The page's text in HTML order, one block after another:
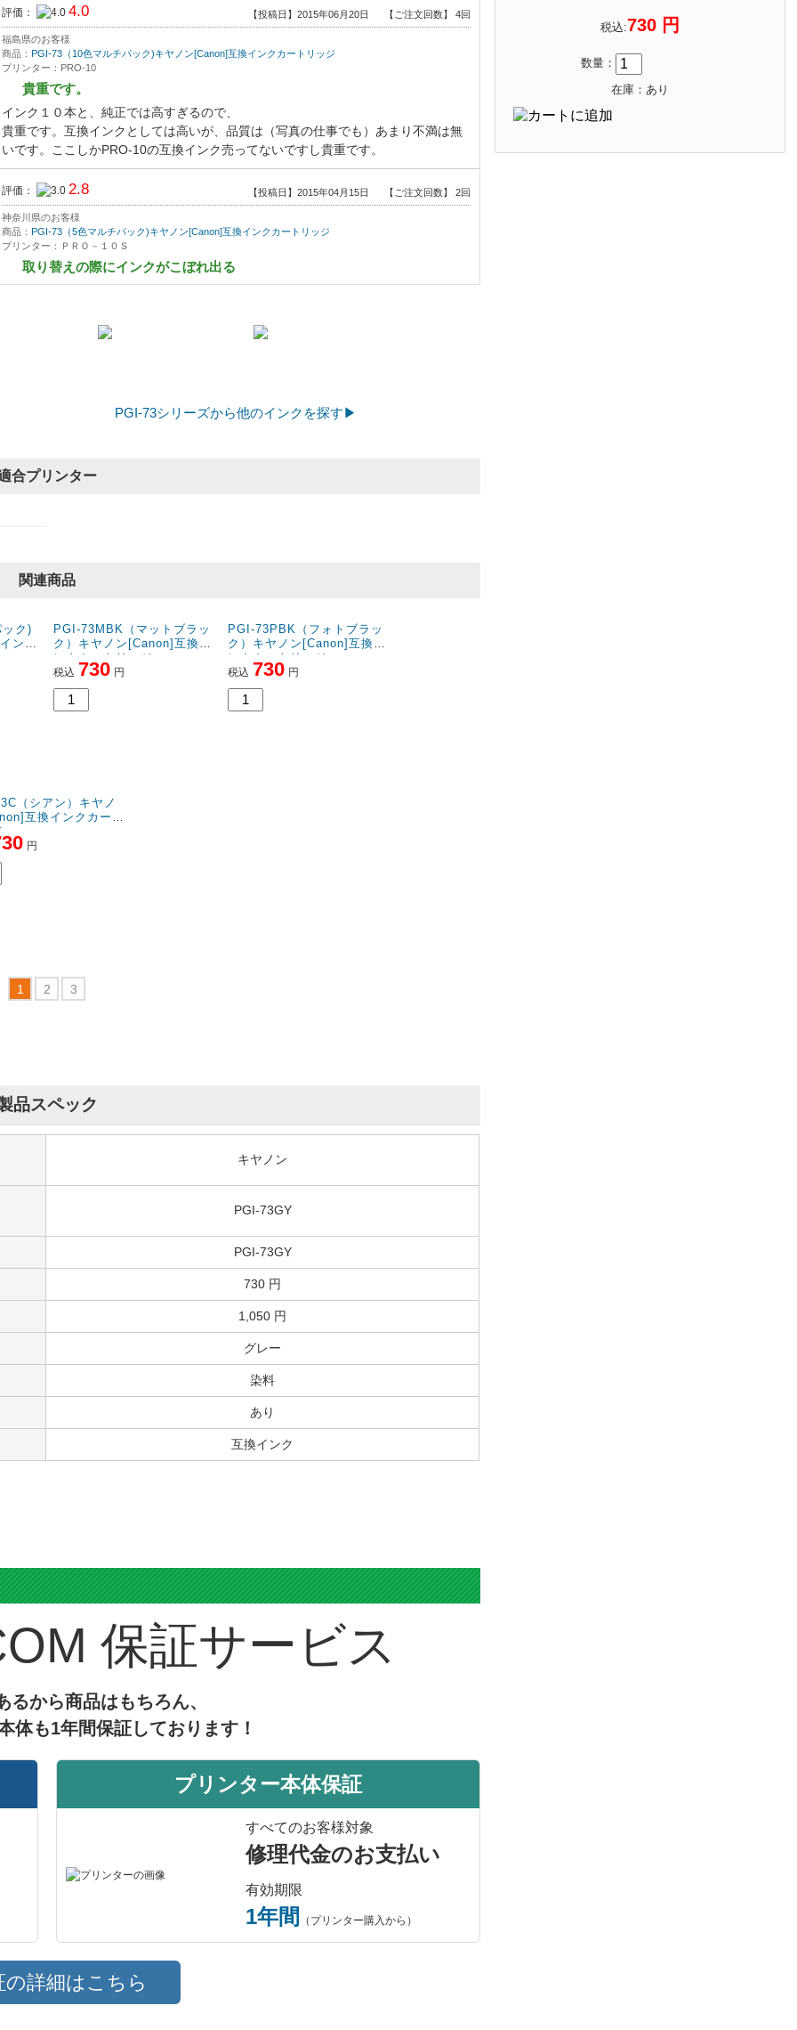
税込:730 円
数量：
在庫：あり
評価： 4.0 【ご注文回数】 4回
【投稿日】2015年06月20日
福島県のお客様
商品： PGI-73（10色マルチパック)キヤノン[Canon]互換インクカートリッジ
プリンター：PRO-10
貴重です。
インク１０本と、純正では高すぎるので、
貴重です。互換インクとしては高いが、品質は（写真の仕事でも）あまり不満は無
いです。ここしかPRO-10の互換インク売ってないですし貴重です。
評価： 2.8 【ご注文回数】 2回
【投稿日】2015年04月15日
神奈川県のお客様
商品： PGI-73（5色マルチパック)キヤノン[Canon]互換インクカートリッジ
プリンター：ＰＲＯ－１０Ｓ
取り替えの際にインクがこぼれ出る
なく、液量の損失も馬鹿になりません。。。残念です。
PGI-73シリーズから他のインクを探す▶
合プリンター
関連商品
PGI-73GY
グレー
保証サービス
るから商品はもちろん、
体も1年間保証しております！